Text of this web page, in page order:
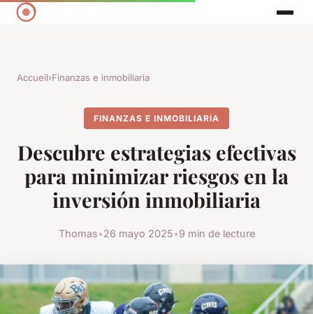
Accueil›Finanzas e inmobiliaria
FINANZAS E INMOBILIARIA
Descubre estrategias efectivas
para minimizar riesgos en la
inversión inmobiliaria
Thomas•26 mayo 2025•9 min de lecture